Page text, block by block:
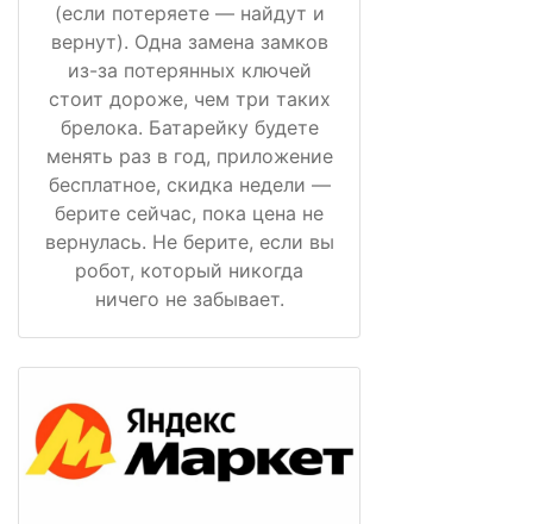
(если потеряете — найдут и
вернут). Одна замена замков
из-за потерянных ключей
стоит дороже, чем три таких
брелока. Батарейку будете
менять раз в год, приложение
бесплатное, скидка недели —
берите сейчас, пока цена не
вернулась. Не берите, если вы
робот, который никогда
ничего не забывает.